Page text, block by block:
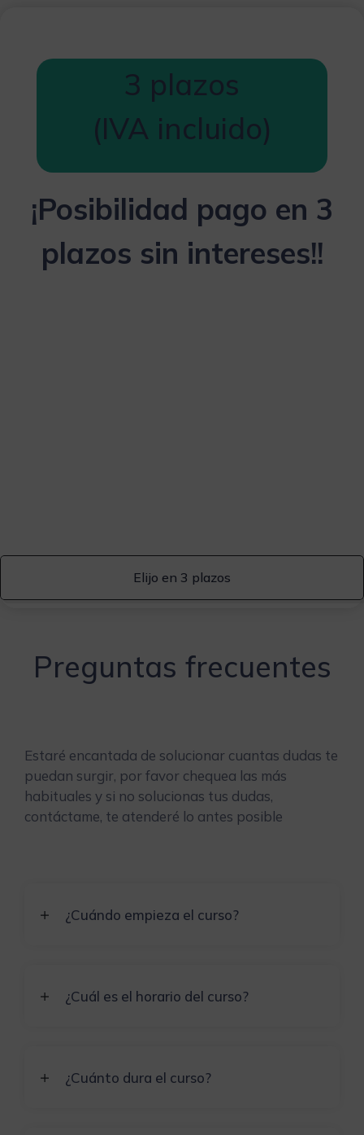
3 plazos
(IVA incluido)
¡Posibilidad pago en 3
plazos sin intereses!!
Elijo en 3 plazos
Preguntas frecuentes
Estaré encantada de solucionar cuantas dudas te
puedan surgir, por favor chequea las más
habituales y si no solucionas tus dudas,
contáctame, te atenderé lo antes posible
¿Cuándo empieza el curso?
¿Cuál es el horario del curso?
¿Cuánto dura el curso?